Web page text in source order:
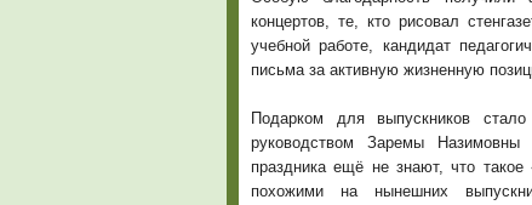
концертов, те, кто рисовал
учебной работе, кандидат
письма за активную жизненную
Подарком для выпускников
руководством Заремы
праздника ещё не знают, что такое
похожими на нынешних